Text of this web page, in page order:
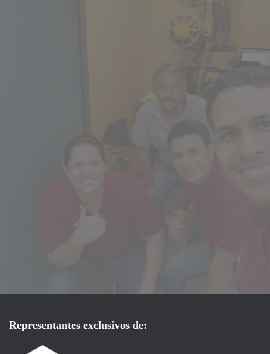
Representantes exclusivos de: